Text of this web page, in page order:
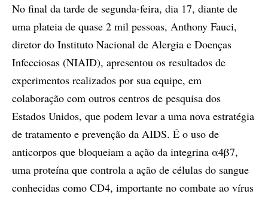
No final da tarde de segunda-feira, dia 17, diante de
uma plateia de quase 2 mil pessoas, Anthony Fauci,
diretor do Instituto Nacional de Alergia e Doenças
Infecciosas (NIAID), apresentou os resultados de
experimentos realizados por sua equipe, em
colaboração com outros centros de pesquisa dos
Estados Unidos, que podem levar a uma nova estratégia
de tratamento e prevenção da AIDS. É o uso de
anticorpos que bloqueiam a ação da integrina α4β7,
uma proteína que controla a ação de células do sangue
conhecidas como CD4, importante no combate ao vírus